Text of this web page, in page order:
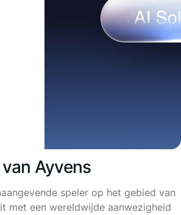
Ayvens
speler op het gebied van
met een wereldwijde aanwezigheid